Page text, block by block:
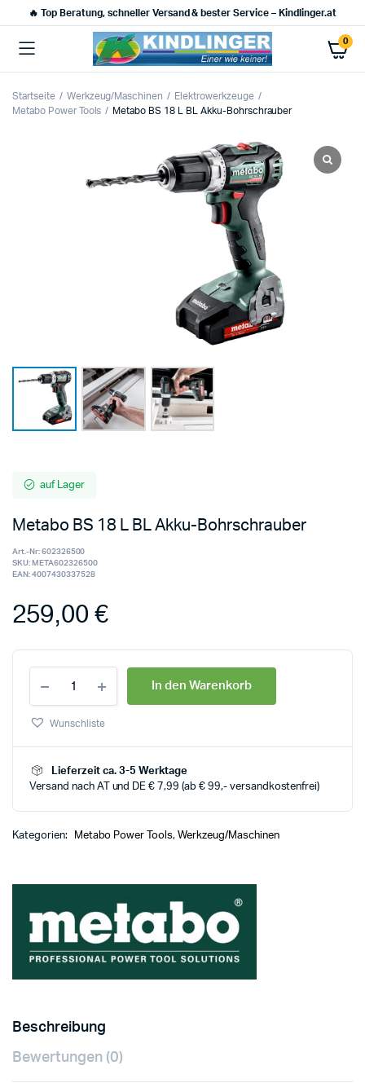
🔥 Top Beratung, schneller Versand & bester Service – Kindlinger.at
0
Startseite Werkzeug/Maschinen
Elektrowerkzeuge
Metabo Power Tools
Metabo BS 18 L BL Akku-Bohrschrauber
auf Lager
Metabo BS 18 L BL Akku-Bohrschrauber
Art.-Nr:602326500
SKU: META602326500
EAN:4007430337528
259,00€
In den Warenkorb
Wunschliste
Lieferzeit ca. 3-5 Werktage
Versand nach AT und DE € 7,99 (ab € 99,- versandkostenfrei)
Kategorien: Metabo Power Tools,Werkzeug/Maschinen
Beschreibung
Bewertungen (0)